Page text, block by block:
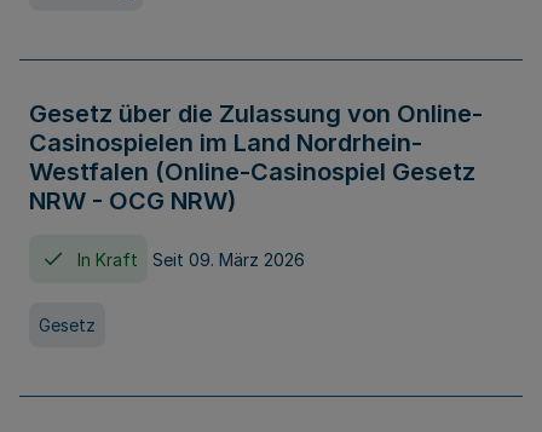
Gesetz über die Zulassung von Online-
Casinospielen im Land Nordrhein-
Westfalen (Online-Casinospiel Gesetz
NRW - OCG NRW)
In Kraft Seit 09. März 2026
Gesetz